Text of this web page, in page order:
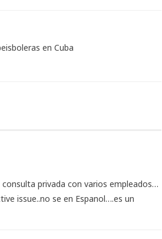
en Cuba
privada con varios empleados…
issue..no se en Espanol….es un